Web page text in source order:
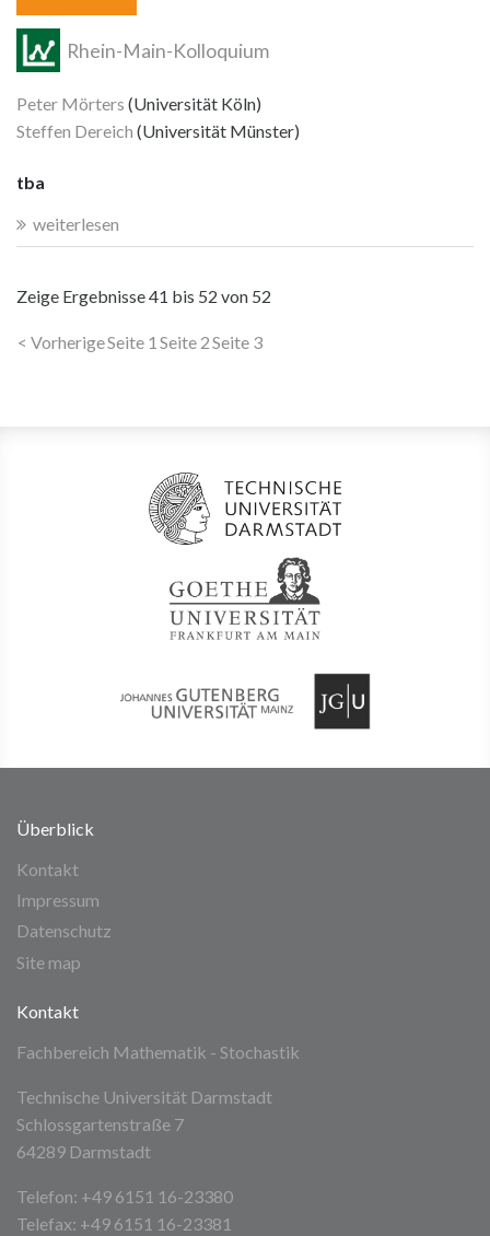
Rhein-Main-Kolloquium
Peter Mörters (Universität Köln)
Steffen Dereich (Universität Münster)
tba
weiterlesen
Zeige Ergebnisse41 bis 52 von 52
< VorherigeSeite 1 Seite 2Seite 3
Überblick
Kontakt
Impressum
Datenschutz
Site map
Kontakt
Fachbereich Mathematik - Stochastik
Technische Universität Darmstadt
Schlossgartenstraße 7
64289 Darmstadt
Telefon: +49 6151 16-23380
Telefax: +49 6151 16-23381